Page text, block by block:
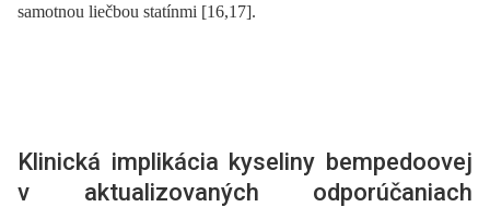
samotnou liečbou statínmi [16,17].
Klinická implikácia kyseliny bempedoovej
v aktualizovaných odporúčaniach